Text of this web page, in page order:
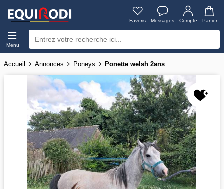
Favoris Messages Compte Panier
Menu
Accueil Annonces Poneys Ponette welsh 2ans